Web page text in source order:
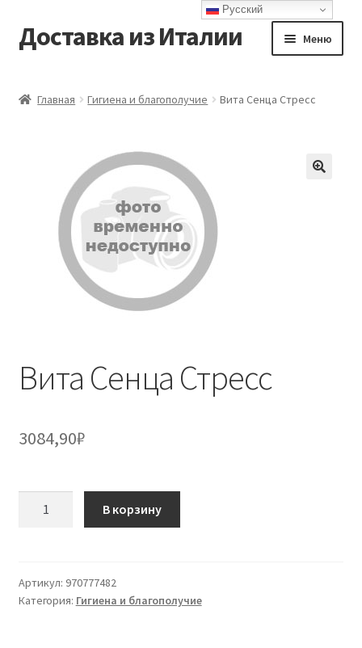
Перейти
к
Перейти
к
Доставка из Италии Меню
Корзина
Мой аккаунт
Оформление заказа
Главная Гигиена и благополучие Вита Сенца Стресс
Вита Сенца Стресс
3084,90₽
Стресс
В корзину
Артикул: 970777482
Категория: Гигиена и благополучие
Русский